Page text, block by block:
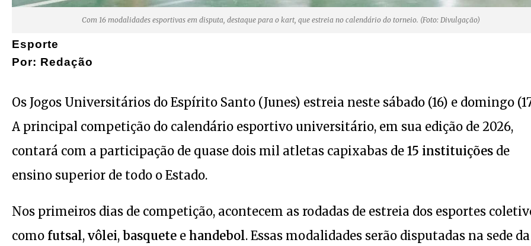
Com 16 modalidades esportivas em disputa, destaque para o kart, que estreia no calendário do torneio. (Foto: Divulgação)
Esporte
Por: Redação
Os Jogos Universitários do Espírito Santo (Junes) estreia neste sábado (16) e domingo
A principal competição do calendário esportivo universitário, em sua edição de 2026,
contará com a participação de quase dois mil atletas capixabas de 15 instituições de
ensino superior de todo o Estado.
Nos primeiros dias de competição, acontecem as rodadas de estreia dos esportes
como futsal, vôlei, basquete e handebol. Essas modalidades serão disputadas na sede da